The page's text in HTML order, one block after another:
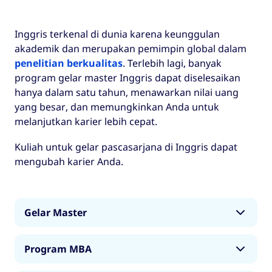
Inggris terkenal di dunia karena keunggulan
akademik dan merupakan pemimpin global dalam
penelitian berkualitas. Terlebih lagi, banyak
program gelar master Inggris dapat diselesaikan
hanya dalam satu tahun, menawarkan nilai uang
yang besar, dan memungkinkan Anda untuk
melanjutkan karier lebih cepat.
Kuliah untuk gelar pascasarjana di Inggris dapat
mengubah karier Anda.
Gelar Master
yang diperoleh setelah Anda menyelesaikan
Program MBA